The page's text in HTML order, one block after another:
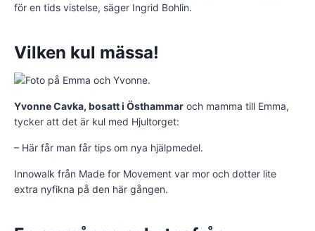
för en tids vistelse, säger Ingrid Bohlin.
Vilken kul mässa!
Yvonne Cavka, bosatt i Östhammar och mamma till Emma,
tycker att det är kul med Hjultorget:
– Här får man får tips om nya hjälpmedel.
Innowalk från Made for Movement var mor och dotter lite
extra nyfikna på den här gången.